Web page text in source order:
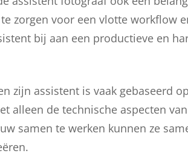
zorgen voor een vlotte workflow
bij aan een productieve en
zijn assistent is vaak gebaseerd
alleen de technische aspecten
samen te werken kunnen ze